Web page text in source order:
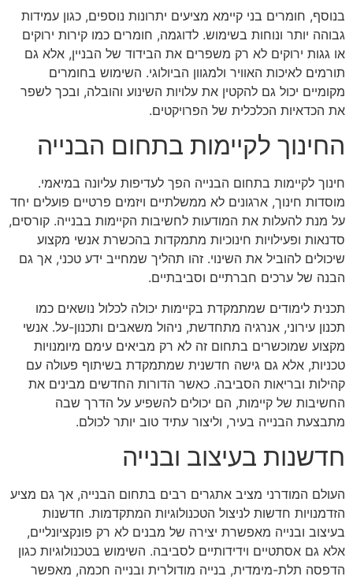
בנוסף, חומרים בני קיימא מציעים יתרונות נוספים, כגון עמידות
גבוהה יותר ונוחות בשימוש. לדוגמה, חומרים כמו קירות ירוקים
או גגות ירוקים לא רק משפרים את הבידוד של הבניין, אלא גם
תורמים לאיכות האוויר ולמגוון הביולוגי. השימוש בחומרים
מקומיים יכול גם להקטין את עלויות השינוע והובלה, ובכך לשפר
את הכדאיות הכלכלית של הפרויקטים.
החינוך לקיימות בתחום הבנייה
חינוך לקיימות בתחום הבנייה הפך לעדיפות עליונה במיאמי.
מוסדות חינוך, ארגונים לא ממשלתיים ויזמים פרטיים פועלים יחד
על מנת להעלות את המודעות לחשיבות הקיימות בבנייה. קורסים,
סדנאות ופעילויות חינוכיות מתמקדות בהכשרת אנשי מקצוע
שיכולים להוביל את השינוי. זהו תהליך שמחייב ידע טכני, אך גם
הבנה של ערכים חברתיים וסביבתיים.
תכנית לימודים שמתמקדת בקיימות יכולה לכלול נושאים כמו
תכנון עירוני, אנרגיה מתחדשת, ניהול משאבים ותכנון-על. אנשי
מקצוע שמוכשרים בתחום זה לא רק מביאים עימם מיומנויות
טכניות, אלא גם גישה חדשנית שמתמקדת בשיתוף פעולה עם
קהילות ובריאות הסביבה. כאשר הדורות החדשים מבינים את
החשיבות של קיימות, הם יכולים להשפיע על הדרך שבה
מתבצעת הבנייה בעיר, וליצור עתיד טוב יותר לכולם.
חדשנות בעיצוב ובנייה
העולם המודרני מציב אתגרים רבים בתחום הבנייה, אך גם מציע
הזדמנויות חדשות לניצול הטכנולוגיות המתקדמות. חדשנות
בעיצוב ובנייה מאפשרת יצירה של מבנים לא רק פונקציונליים,
אלא גם אסתטיים וידידותיים לסביבה. השימוש בטכנולוגיות כגון
הדפסה תלת-מימדית, בנייה מודולרית ובנייה חכמה, מאפשר